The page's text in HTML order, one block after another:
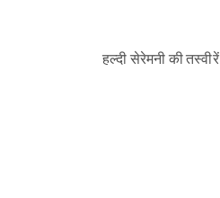
हल्दी सेरेमनी की तस्वीरें